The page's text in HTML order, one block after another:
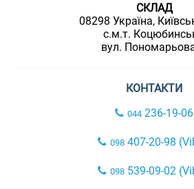
СКЛАД
08298 Україна,
с.м.т.
вул.
КОНТАКТИ
044 236-19-06
098407-20-98
098539-09-02